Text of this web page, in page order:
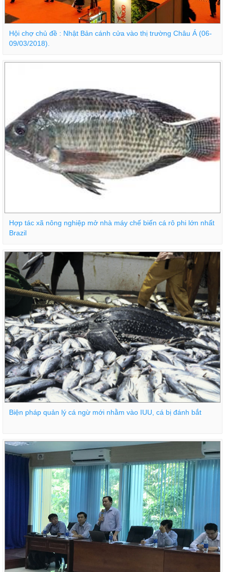
Hội chợ chủ đề : Nhật Bản cánh cửa vào thị trường Châu Á (06-
09/03/2018).
Hợp tác xã nông nghiệp mở nhà máy chế biến cá rô phi lớn nhất
Brazil
Biện pháp quản lý cá ngừ mới nhằm vào IUU, cá bị đánh bắt